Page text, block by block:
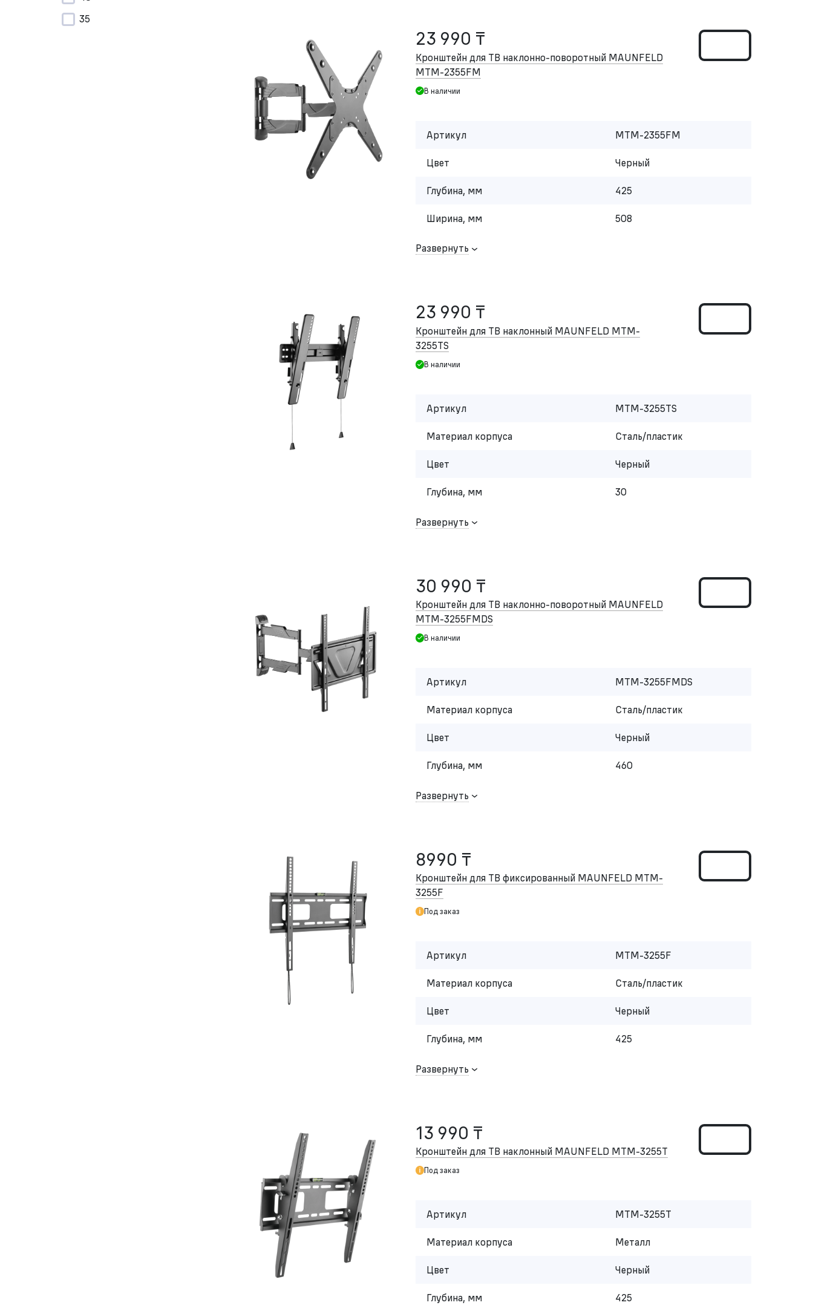
35
23 990 ₸
Кронштейн для ТВ наклонно-поворотный MAUNFELD
MTM-2355FM
В наличии
Артикул MTM-2355FM
Цвет Черный
Глубина, мм 425
Ширина, мм 508
Развернуть
23 990 ₸
Кронштейн для ТВ наклонный MAUNFELD MTM-
3255TS
В наличии
Артикул MTM-3255TS
Материал корпуса Сталь/пластик
Цвет Черный
Глубина, мм 30
Развернуть
30 990 ₸
Кронштейн для ТВ наклонно-поворотный MAUNFELD
MTM-3255FMDS
В наличии
Артикул MTM-3255FMDS
Материал корпуса Сталь/пластик
Цвет Черный
Глубина, мм 460
Развернуть
8990 ₸
Кронштейн для ТВ фиксированный MAUNFELD MTM-
3255F
Под заказ
Артикул MTM-3255F
Материал корпуса Сталь/пластик
Цвет Черный
Глубина, мм 425
Развернуть
13 990 ₸
Кронштейн для ТВ наклонный MAUNFELD MTM-3255T
Под заказ
Артикул MTM-3255T
Материал корпуса Металл
Цвет Черный
Глубина, мм 425